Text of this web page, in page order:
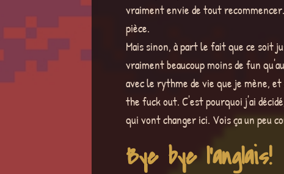
vraiment envie de tout
pièce.
Mais sinon, à part le fait que ce soit
vraiment beaucoup moins de fun
avec le rythme de vie que je mène,
the fuck out. C'est pourquoi j'ai
qui vont changer ici. Vois ça un peu
Bye bye l'anglais!